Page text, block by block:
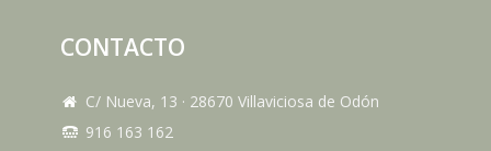
CONTACTO
C/ Nueva, 13 · 28670 Villaviciosa de Odón
916 163 162